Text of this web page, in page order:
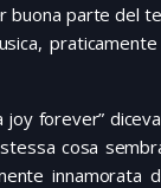
buona parte del
joy forever”
cosa
innamorata